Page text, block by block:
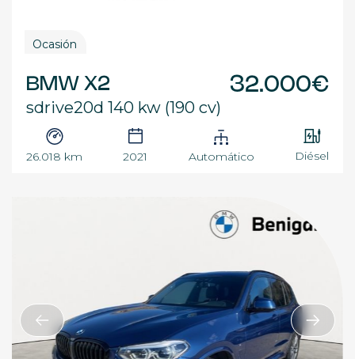
Ocasión
BMW X2
sdrive20d 140 kw (190 cv)
32.000€
26.018 km 2021 Automático Diésel